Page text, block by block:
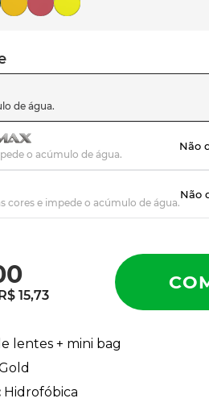
15,73
lentes + mini bag
Hidrofóbica